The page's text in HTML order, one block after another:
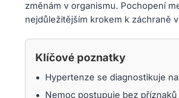
změnám v organismu. Pochopení
nejdůležitějším krokem k záchraně
Klíčové poznatky
Hypertenze se diagnostikuje
Nemoc postupuje bez